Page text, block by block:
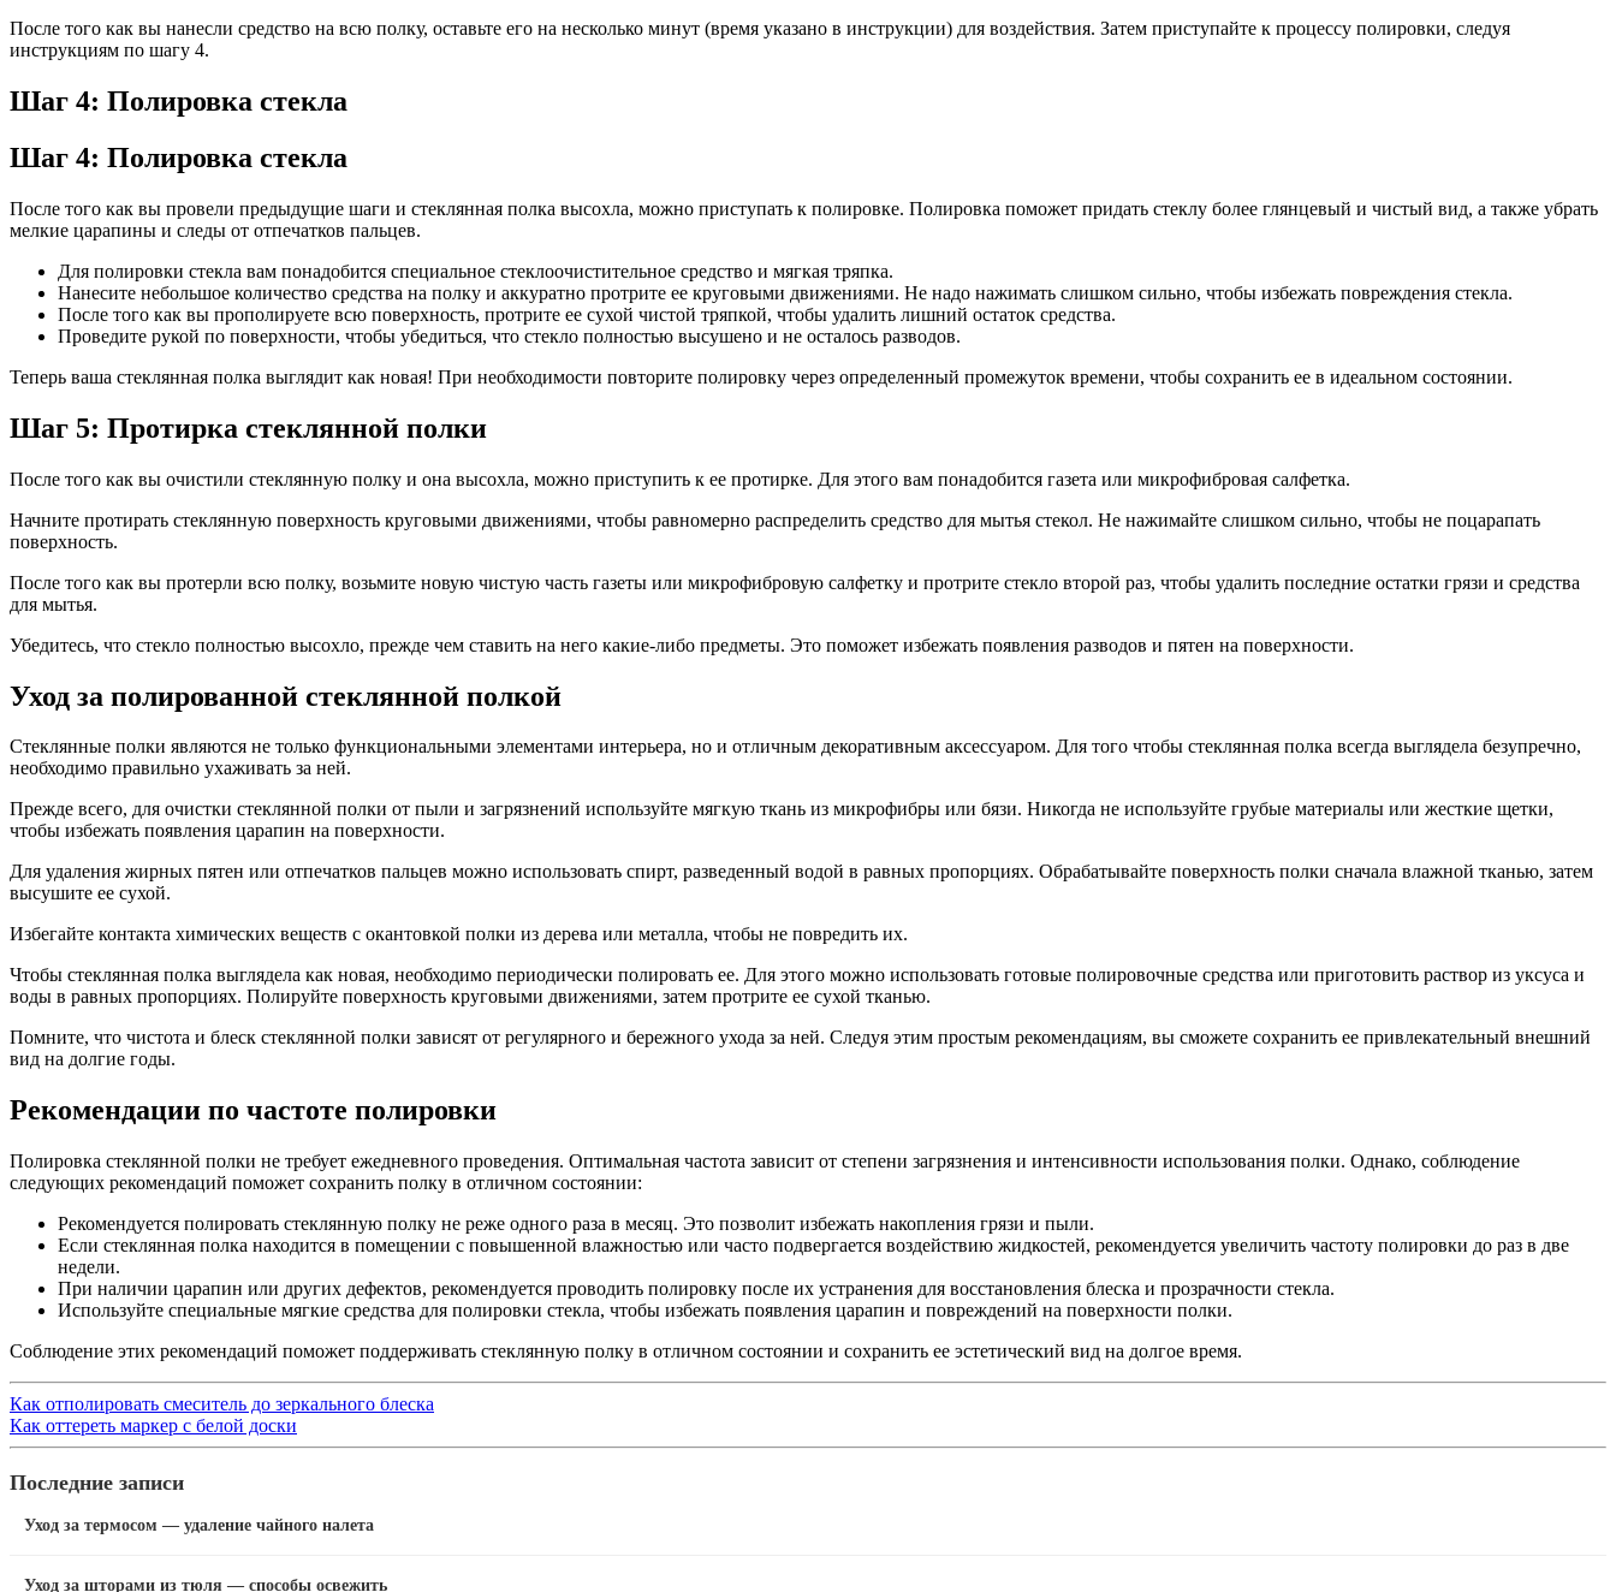
После того как вы нанесли средство на всю полку, оставьте его на несколько минут (время указано в инструкции) для воздействия. Затем приступайте к процессу полировки, следуя
инструкциям по шагу 4.
Шаг 4: Полировка стекла
Шаг 4: Полировка стекла
После того как вы провели предыдущие шаги и стеклянная полка высохла, можно приступать к полировке. Полировка поможет придать стеклу более глянцевый и чистый вид, а также убрать
мелкие царапины и следы от отпечатков пальцев.
Для полировки стекла вам понадобится специальное стеклоочистительное средство и мягкая тряпка.
Нанесите небольшое количество средства на полку и аккуратно протрите ее круговыми движениями. Не надо нажимать слишком сильно, чтобы избежать повреждения стекла.
После того как вы прополируете всю поверхность, протрите ее сухой чистой тряпкой, чтобы удалить лишний остаток средства.
Проведите рукой по поверхности, чтобы убедиться, что стекло полностью высушено и не осталось разводов.
Теперь ваша стеклянная полка выглядит как новая! При необходимости повторите полировку через определенный промежуток времени, чтобы сохранить ее в идеальном состоянии.
Шаг 5: Протирка стеклянной полки
После того как вы очистили стеклянную полку и она высохла, можно приступить к ее протирке. Для этого вам понадобится газета или микрофибровая салфетка.
Начните протирать стеклянную поверхность круговыми движениями, чтобы равномерно распределить средство для мытья стекол. Не нажимайте слишком сильно, чтобы не поцарапать
поверхность.
После того как вы протерли всю полку, возьмите новую чистую часть газеты или микрофибровую салфетку и протрите стекло второй раз, чтобы удалить последние остатки грязи и средства
для мытья.
Убедитесь, что стекло полностью высохло, прежде чем ставить на него какие-либо предметы. Это поможет избежать появления разводов и пятен на поверхности.
Уход за полированной стеклянной полкой
Стеклянные полки являются не только функциональными элементами интерьера, но и отличным декоративным аксессуаром. Для того чтобы стеклянная полка всегда выглядела безупречно,
необходимо правильно ухаживать за ней.
Прежде всего, для очистки стеклянной полки от пыли и загрязнений используйте мягкую ткань из микрофибры или бязи. Никогда не используйте грубые материалы или жесткие щетки,
чтобы избежать появления царапин на поверхности.
Для удаления жирных пятен или отпечатков пальцев можно использовать спирт, разведенный водой в равных пропорциях. Обрабатывайте поверхность полки сначала влажной тканью, затем
высушите ее сухой.
Избегайте контакта химических веществ с окантовкой полки из дерева или металла, чтобы не повредить их.
Чтобы стеклянная полка выглядела как новая, необходимо периодически полировать ее. Для этого можно использовать готовые полировочные средства или приготовить раствор из уксуса и
воды в равных пропорциях. Полируйте поверхность круговыми движениями, затем протрите ее сухой тканью.
Помните, что чистота и блеск стеклянной полки зависят от регулярного и бережного ухода за ней. Следуя этим простым рекомендациям, вы сможете сохранить ее привлекательный внешний
вид на долгие годы.
Рекомендации по частоте полировки
Полировка стеклянной полки не требует ежедневного проведения. Оптимальная частота зависит от степени загрязнения и интенсивности использования полки. Однако, соблюдение
следующих рекомендаций поможет сохранить полку в отличном состоянии:
Рекомендуется полировать стеклянную полку не реже одного раза в месяц. Это позволит избежать накопления грязи и пыли.
Если стеклянная полка находится в помещении с повышенной влажностью или часто подвергается воздействию жидкостей, рекомендуется увеличить частоту полировки до раз в две
недели.
При наличии царапин или других дефектов, рекомендуется проводить полировку после их устранения для восстановления блеска и прозрачности стекла.
Используйте специальные мягкие средства для полировки стекла, чтобы избежать появления царапин и повреждений на поверхности полки.
Соблюдение этих рекомендаций поможет поддерживать стеклянную полку в отличном состоянии и сохранить ее эстетический вид на долгое время.
Как отполировать смеситель до зеркального блеска
Как оттереть маркер с белой доски
Последние записи
Уход за термосом — удаление чайного налета
Уход за шторами из тюля — способы освежить